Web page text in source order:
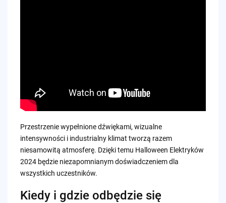
Przestrzenie wypełnione dźwiękami, wizualne
intensywności i industrialny klimat tworzą razem
niesamowitą atmosferę. Dzięki temu Halloween Elektryków
2024 będzie niezapomnianym doświadczeniem dla
wszystkich uczestników.
Kiedy i gdzie odbędzie się